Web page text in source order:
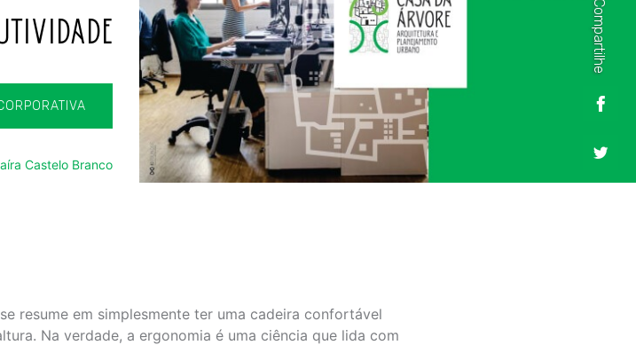
Castelo Branco
Compartilhe
resume em simplesmente ter uma cadeira confortável
Na verdade, a ergonomia é uma ciência que lida com